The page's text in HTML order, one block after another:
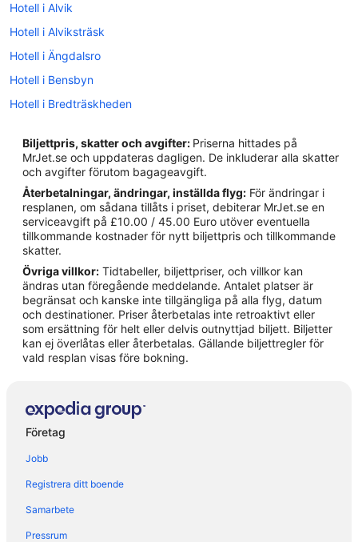
Hotell i Alvik
Hotell i Alviksträsk
Hotell i Ängdalsro
Hotell i Bensbyn
Hotell i Bredträskheden
Hotell i Hertsön
Hotell i Karlsvik
Hotell i Luleå
Hotell i Notviken
Hotell i Råneå
Hotell i Rosvik
Hotell i Sävast
Hotell i Sinksundet
Hotell i Södra Sunderbyn
Hotell i Trundavan
Biljettpris, skatter och avgifter: Priserna hittades på
MrJet.se och uppdateras dagligen. De inkluderar alla skatter
och avgifter förutom bagageavgift.
Återbetalningar, ändringar, inställda flyg: För ändringar i
resplanen, om sådana tillåts i priset, debiterar MrJet.se en
serviceavgift på £10.00 / 45.00 Euro utöver eventuella
tillkommande kostnader för nytt biljettpris och tillkommande
skatter.
Övriga villkor: Tidtabeller, biljettpriser, och villkor kan
ändras utan föregående meddelande. Antalet platser är
begränsat och kanske inte tillgängliga på alla flyg, datum
och destinationer. Priser återbetalas inte retroaktivt eller
som ersättning för helt eller delvis outnyttjad biljett. Biljetter
kan ej överlåtas eller återbetalas. Gällande biljettregler för
vald resplan visas före bokning.
Företag
Jobb
Registrera ditt boende
Samarbete
Pressrum